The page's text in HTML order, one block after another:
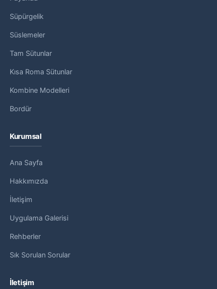
Süpürgelik
Süslemeler
Tam Sütunlar
Kısa Roma Sütunlar
Kombine Modelleri
Bordür
Kurumsal
Ana Sayfa
Hakkımızda
İletişim
Uygulama Galerisi
Rehberler
Sık Sorulan Sorular
İletişim